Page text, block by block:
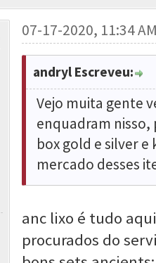
07-17-2020, 11:34
andryl Escreveu:
Vejo muita gente
enquadram
box gold e silver
mercado desses
anc lixo é tudo
procurados do